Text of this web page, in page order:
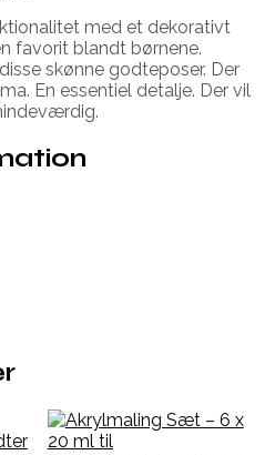
med et dekorativt
favorit blandt børnene.
skønne godteposer. Der
En essentiel detalje. Der vil